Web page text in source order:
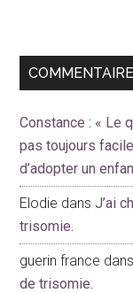
Constance : « Le
pas toujours
d’adopter un
Elodie dansJ’ai
trisomie.
guerin france
de trisomie.